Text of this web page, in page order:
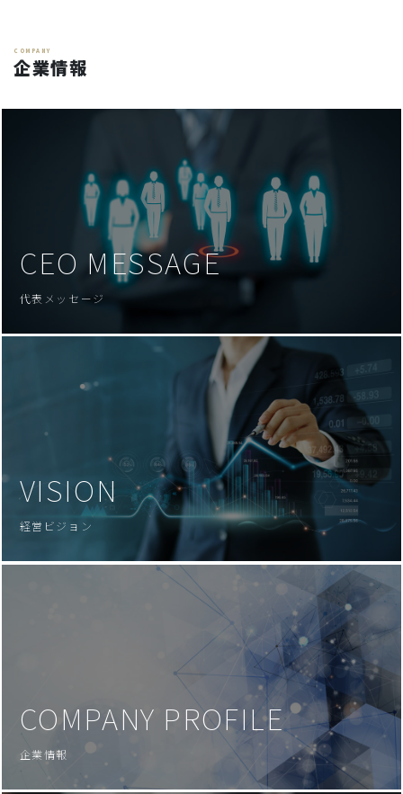
COMPANY
企業情報
CEO MESSAGE
代表メッセージ
VISION
経営ビジョン
COMPANY PROFILE
企業情報